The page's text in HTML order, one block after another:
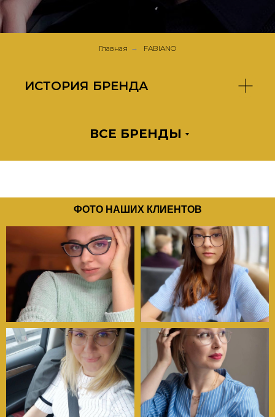
Главная → FABIANO
ИСТОРИЯ БРЕНДА
ВСЕ БРЕНДЫ
ФОТО НАШИХ КЛИЕНТОВ